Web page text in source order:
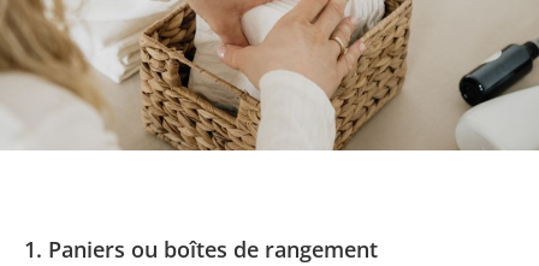
1. Paniers ou boîtes de rangement